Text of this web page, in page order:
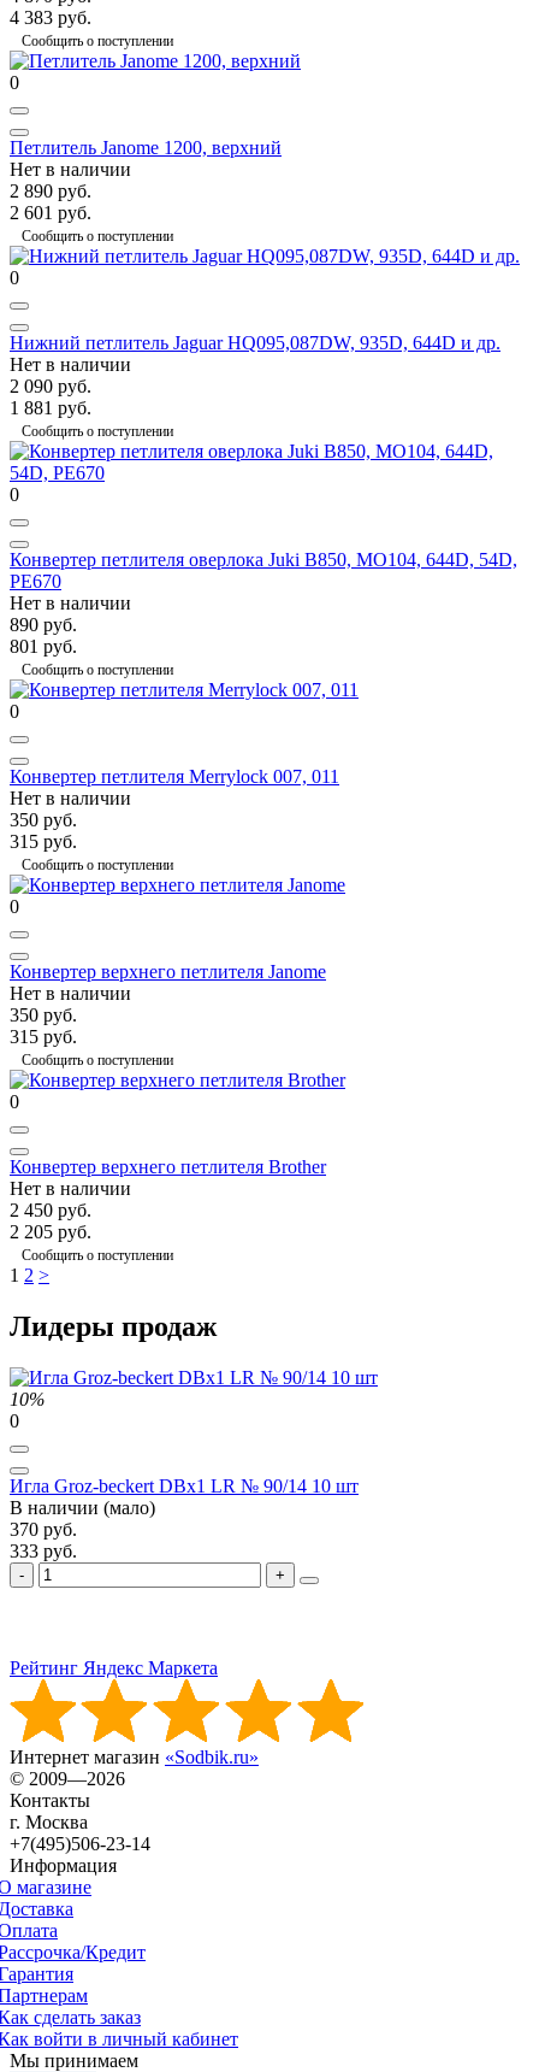
4 383 руб.
Сообщить о поступлении
0
Петлитель Janome 1200, верхний
Нет в наличии
2 890 руб.
2 601 руб.
Сообщить о поступлении
0
Нижний петлитель Jaguar HQ095,087DW, 935D, 644D и др.
Нет в наличии
2 090 руб.
1 881 руб.
Сообщить о поступлении
0
Конвертер петлителя оверлока Juki B850, MO104, 644D, 54D,
PE670
Нет в наличии
890 руб.
801 руб.
Сообщить о поступлении
0
Конвертер петлителя Merrylock 007, 011
Нет в наличии
350 руб.
315 руб.
Сообщить о поступлении
0
Конвертер верхнего петлителя Janome
Нет в наличии
350 руб.
315 руб.
Сообщить о поступлении
0
Конвертер верхнего петлителя Brother
Нет в наличии
2 450 руб.
2 205 руб.
Сообщить о поступлении
1 2 >
Лидеры продаж
10%
0
Игла Groz-beckert DBx1 LR № 90/14 10 шт
В наличии (мало)
370 руб.
333 руб.
Рейтинг Яндекс Маркета
Интернет магазин «Sodbik.ru»
© 2009—2026
Контакты
г. Москва
+7(495)506-23-14
Информация
магазине
Кредит
сделать заказ
войти в личный кабинет
Мы принимаем